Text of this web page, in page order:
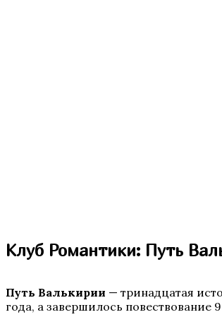
Клуб Романтики: Путь
Путь Валькирии — тринадцатая
года, а завершилось повествование